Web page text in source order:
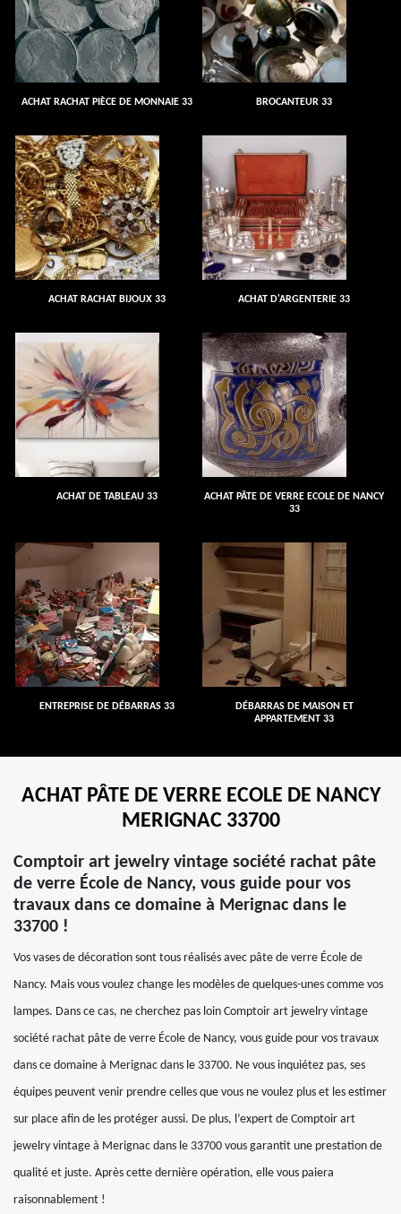
ACHAT RACHAT PIÈCE DE MONNAIE 33 BROCANTEUR 33
ACHAT RACHAT BIJOUX 33 ACHAT D'ARGENTERIE 33
ACHAT DE TABLEAU 33
ACHAT PÂTE DE VERRE ECOLE DE NANCY
33
ENTREPRISE DE DÉBARRAS 33
DÉBARRAS DE MAISON ET
APPARTEMENT 33
ACHAT PÂTE DE VERRE ECOLE DE NANCY
MERIGNAC 33700
Comptoir art jewelry vintage société rachat pâte
de verre École de Nancy, vous guide pour vos
travaux dans ce domaine à Merignac dans le
33700 !
Vos vases de décoration sont tous réalisés avec pâte de verre École de
Nancy. Mais vous voulez change les modèles de quelques-unes comme vos
lampes. Dans ce cas, ne cherchez pas loin Comptoir art jewelry vintage
société rachat pâte de verre École de Nancy, vous guide pour vos travaux
dans ce domaine à Merignac dans le 33700. Ne vous inquiétez pas, ses
équipes peuvent venir prendre celles que vous ne voulez plus et les estimer
sur place afin de les protéger aussi. De plus, l’expert de Comptoir art
jewelry vintage à Merignac dans le 33700 vous garantit une prestation de
qualité et juste. Après cette dernière opération, elle vous paiera
raisonnablement !